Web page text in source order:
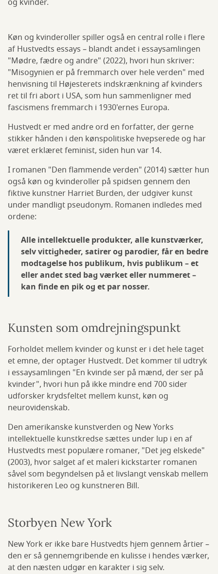
og kvinder.
Køn og kvinderoller spiller også en central rolle i flere
af Hustvedts essays – blandt andet i essaysamlingen
"Mødre, fædre og andre" (2022), hvori hun skriver:
"Misogynien er på fremmarch over hele verden" med
henvisning til Højesterets indskrænkning af kvinders
ret til fri abort i USA, som hun sammenligner med
fascismens fremmarch i 1930'ernes Europa.
Hustvedt er med andre ord en forfatter, der gerne
stikker hånden i den kønspolitiske hvepserede og har
været erklæret feminist, siden hun var 14.
I romanen "Den flammende verden" (2014) sætter hun
også køn og kvinderoller på spidsen gennem den
fiktive kunstner Harriet Burden, der udgiver kunst
under mandligt pseudonym. Romanen indledes med
ordene:
Alle intellektuelle produkter, alle kunstværker,
selv vittigheder, satirer og parodier, får en bedre
modtagelse hos publikum, hvis publikum – et
eller andet sted bag værket eller nummeret –
kan finde en pik og et par nosser.
Kunsten som omdrejningspunkt
Forholdet mellem kvinder og kunst er i det hele taget
et emne, der optager Hustvedt. Det kommer til udtryk
i essaysamlingen "En kvinde ser på mænd, der ser på
kvinder", hvori hun på ikke mindre end 700 sider
udforsker krydsfeltet mellem kunst, køn og
neurovidenskab.
Den amerikanske kunstverden og New Yorks
intellektuelle kunstkredse sættes under lup i en af
Hustvedts mest populære romaner, "Det jeg elskede"
(2003), hvor salget af et maleri kickstarter romanen
såvel som begyndelsen på et livslangt venskab mellem
historikeren Leo og kunstneren Bill.
Storbyen New York
New York er ikke bare Hustvedts hjem gennem årtier –
den er så gennemgribende en kulisse i hendes værker,
at den næsten udgør en karakter i sig selv.